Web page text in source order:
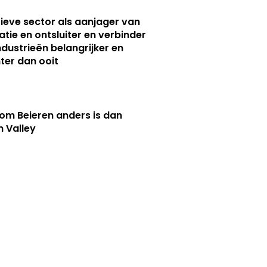
sector als aanjager van
en ontsluiter en verbinder
belangrijker en
dan ooit
Beieren anders is dan
Valley